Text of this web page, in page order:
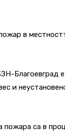
в
Благоевград е
и
са в